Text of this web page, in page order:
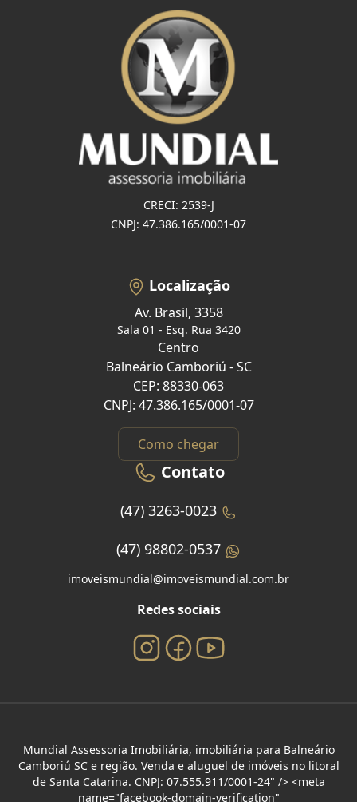
CRECI: 2539-J
CNPJ: 47.386.165/0001-07
Localização
Av. Brasil, 3358
Sala 01 - Esq. Rua 3420
Centro
Balneário Camboriú - SC
CEP: 88330-063
CNPJ: 47.386.165/0001-07
Como chegar
Contato
(47) 3263-0023
(47) 98802-0537
imoveismundial@imoveismundial.com.br
Redes sociais
Mundial Assessoria Imobiliária, imobiliária para Balneário
Camboriú SC e região. Venda e aluguel de imóveis no litoral
de Santa Catarina. CNPJ: 07.555.911/0001-24" /> <meta
name="facebook-domain-verification"